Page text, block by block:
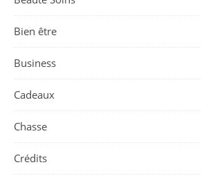
Bien être
Business
Cadeaux
Chasse
Crédits